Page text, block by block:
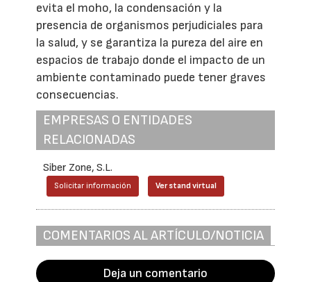
evita el moho, la condensación y la
presencia de organismos perjudiciales para
la salud, y se garantiza la pureza del aire en
espacios de trabajo donde el impacto de un
ambiente contaminado puede tener graves
consecuencias.
EMPRESAS O ENTIDADES
RELACIONADAS
Siber Zone, S.L.
Solicitar información Ver stand virtual
COMENTARIOS AL ARTÍCULO/NOTICIA
Deja un comentario